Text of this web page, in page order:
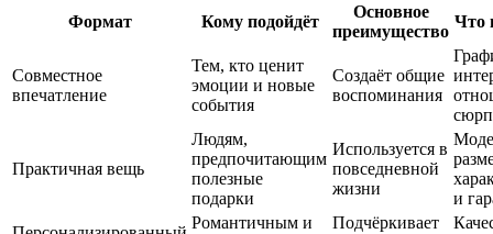
Формат Кому подойдёт
Основное
преимущество
Что
Совместное
впечатление
Тем, кто ценит
эмоции и новые
события
Создаёт общие
воспоминания
Практичная вещь
Людям,
предпочитающим
полезные
подарки
Используется в
повседневной
жизни
и
Романтичным и
Подчёркивает